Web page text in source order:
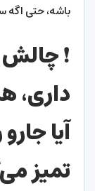
باشه، حتی
❗
داری،
آیا
تمیز